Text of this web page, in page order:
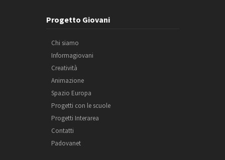
Progetto Giovani
Chi siamo
Informagiovani
Creatività
Animazione
Spazio Europa
Progetti con le scuole
Progetti Interarea
Contatti
Padovanet